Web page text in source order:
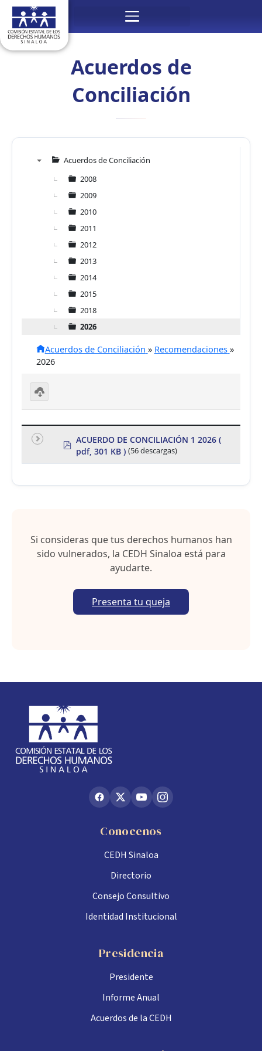
Menú
contenido
Acuerdos de
Conciliación
Acuerdos de Conciliación
2008
2009
2010
2011
2012
2013
2014
2015
2018
2026
Acuerdos de Conciliación » Recomendaciones »
2026
w
nl
o
d
p
f
ACUERDO DE CONCILIACIÓN 1 2026 (
pdf, 301 KB ) (56 descargas)
Si consideras que tus derechos humanos han
sido vulnerados, la CEDH Sinaloa está para
ayudarte.
Presenta tu queja
Conocenos
CEDH Sinaloa
Directorio
Consejo Consultivo
Identidad Institucional
Presidencia
Presidente
Informe Anual
Acuerdos de la CEDH